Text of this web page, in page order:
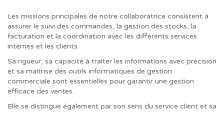
Les missions principales de notre collaboratrice consistent à
assurer le suivi des commandes, la gestion des stocks, la
facturation et la coordination avec les différents services
internes et les clients.
Sa rigueur, sa capacité à traiter les informations avec précision
et sa maîtrise des outils informatiques de gestion
commerciale sont essentielles pour garantir une gestion
efficace des ventes.
Elle se distingue également par son sens du service client et sa